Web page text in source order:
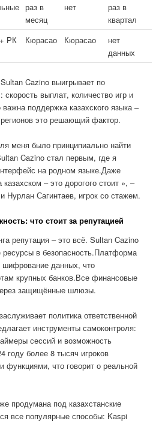
раз в
месяц
нет
раз в
квартал
РК Кюрасао Кюрасао
нет
данных
Cazino выигрывает по
выплат, количество игр и
поддержка казахского языка –
это решающий фактор.
меня было принципиально найти
Cazino стал первым, где я
на родном языке.Даже
– это дорогого стоит », –
Нурлан Сагинтаев, игрок со стажем.
что стоит за репутацией
репутация – это всё. Sultan Cazino
ресурсы в безопасность.Платформа
шифрование данных, что
крупных банков.Все финансовые
защищённые шлюзы.
политика ответственной
инструменты самоконтроля:
сессий и возможность
году более 8 тысяч игроков
функциями, что говорит о реальной
продумана под казахстанские
все популярные способы: Kaspi